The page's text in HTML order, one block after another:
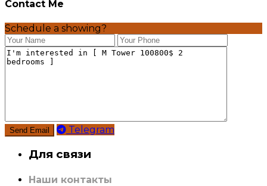
Contact Me
Schedule a showing?
Telegram
Для связи
Наши контакты